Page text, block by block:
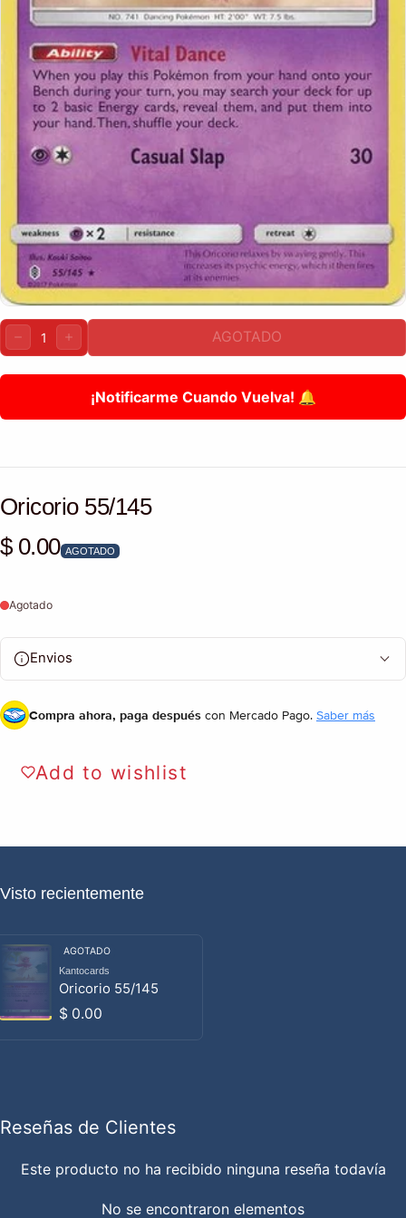
Cantidad:
DISMINUIRAUMENTAR AGOTADO
¡Notificarme Cuando Vuelva! 🔔
Oricorio 55/145
Precio habitual
$ 0.00 AGOTADO
Agotado
Envios
Compra ahora, paga después con Mercado Pago. Saber más
Add to wishlist
Visto recientemente
AGOTADO
Proveedor:
Kantocards
Oricorio 55/145
Precio habitual
$ 0.00
Reseñas de Clientes
Este producto no ha recibido ninguna reseña todavía
No se encontraron elementos